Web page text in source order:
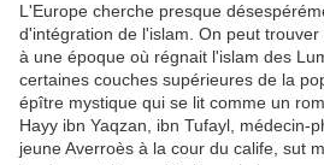
L'Europe cherche presque
d'intégration de l'islam. On peut trouver
à une époque où régnait l'islam des
certaines couches supérieures de la
épître mystique qui se lit comme un
Hayy ibn Yaqzan, ibn Tufayl, médecin-
jeune Averroès à la cour du calife, sut